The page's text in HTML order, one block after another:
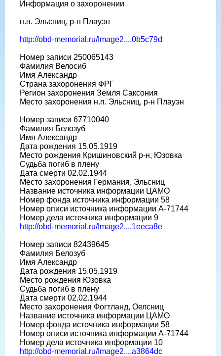
Информация о захоронении
н.п. Эльсниц, р-н Плауэн
http://obd-memorial.ru/Image2....0b5c79d
Номер записи 250065143
Фамилия Велосиб
Имя Александр
Страна захоронения ФРГ
Регион захоронения Земля Саксония
Место захоронения н.п. Эльсниц, р-н Плауэн
Номер записи 67710040
Фамилия Белозуб
Имя Александр
Дата рождения 15.05.1919
Место рождения Кришиновский р-н, Юзовка
Судьба погиб в плену
Дата смерти 02.02.1944
Место захоронения Германия, Эльсниц
Название источника информации ЦАМО
Номер фонда источника информации 58
Номер описи источника информации A-71744
Номер дела источника информации 9
http://obd-memorial.ru/Image2....1eeca8e
Номер записи 82439645
Фамилия Белозуб
Имя Александр
Дата рождения 15.05.1919
Место рождения Юзовка
Судьба погиб в плену
Дата смерти 02.02.1944
Место захоронения Фогтланд, Оелсниц
Название источника информации ЦАМО
Номер фонда источника информации 58
Номер описи источника информации A-71744
Номер дела источника информации 10
http://obd-memorial.ru/Image2....a3864dc